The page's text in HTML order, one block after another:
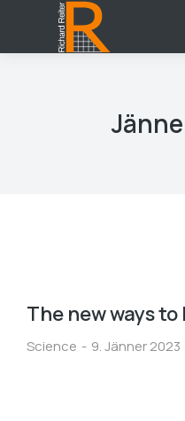
The new ways
Science 9. Jänner 2023